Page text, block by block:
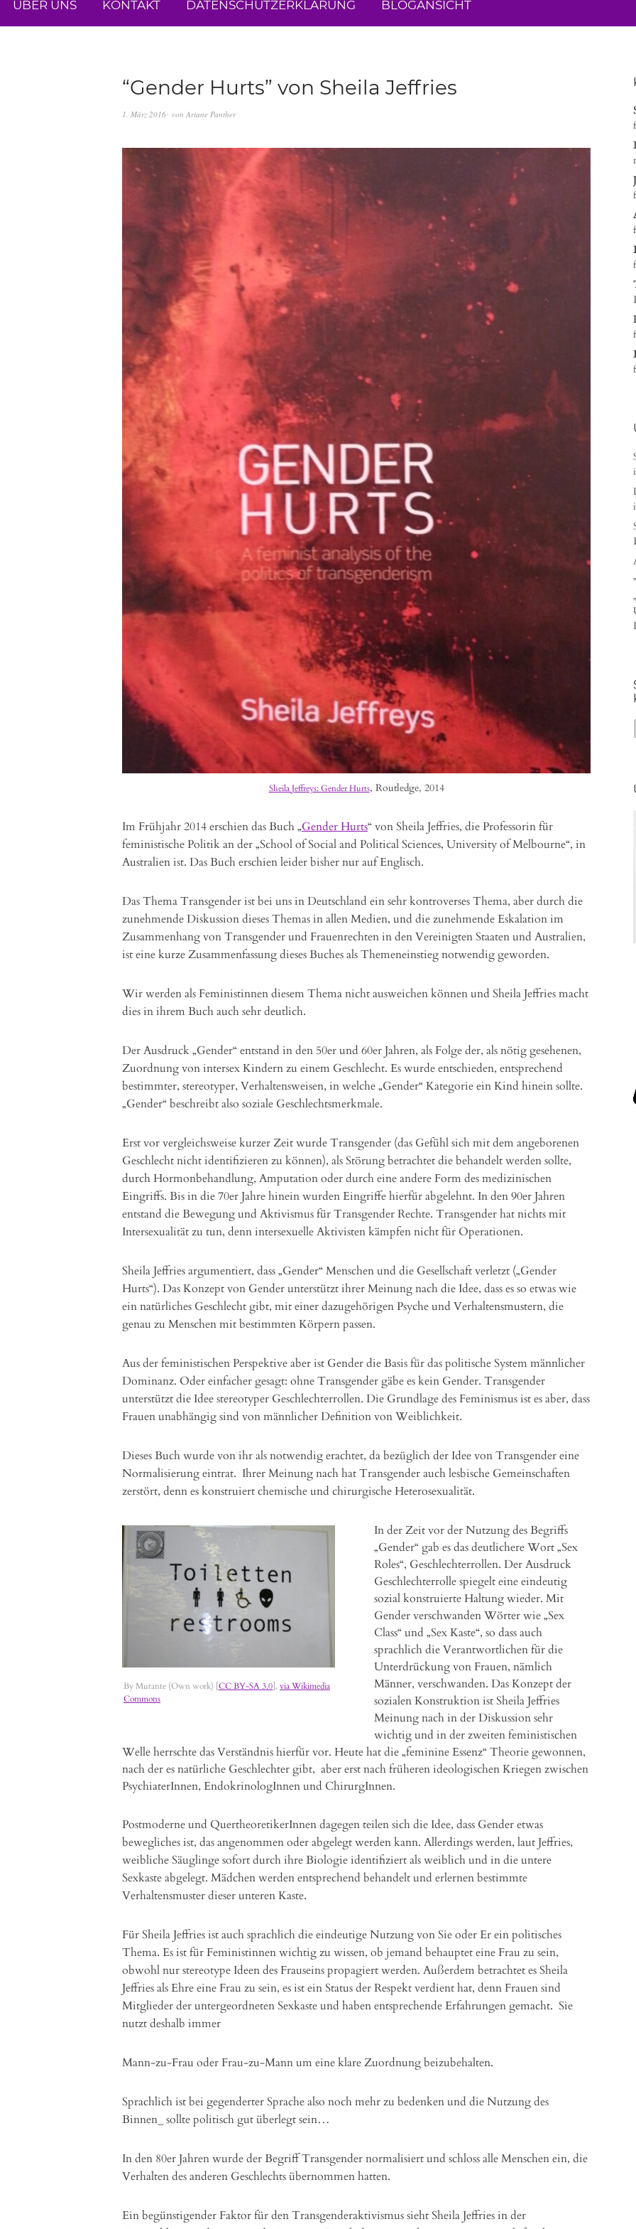
ÜBER UNS KONTAKT DATENSCHUTZERKLÄRUNG BLOGANSICHT
“Gender Hurts” von Sheila Jeffries
1. März 2016 von Ariane Panther
Sheila Jeffreys: Gender Hurts, Routledge, 2014
Im Frühjahr 2014 erschien das Buch „Gender Hurts“ von Sheila Jeffries, die Professorin für
feministische Politik an der „School of Social and Political Sciences, University of Melbourne“, in
Australien ist. Das Buch erschien leider bisher nur auf Englisch.
Das Thema Transgender ist bei uns in Deutschland ein sehr kontroverses Thema, aber durch die
zunehmende Diskussion dieses Themas in allen Medien, und die zunehmende Eskalation im
Zusammenhang von Transgender und Frauenrechten in den Vereinigten Staaten und Australien,
ist eine kurze Zusammenfassung dieses Buches als Themeneinstieg notwendig geworden.
Wir werden als Feministinnen diesem Thema nicht ausweichen können und Sheila Jeffries macht
dies in ihrem Buch auch sehr deutlich.
Der Ausdruck „Gender“ entstand in den 50er und 60er Jahren, als Folge der, als nötig gesehenen,
Zuordnung von intersex Kindern zu einem Geschlecht. Es wurde entschieden, entsprechend
bestimmter, stereotyper, Verhaltensweisen, in welche „Gender“ Kategorie ein Kind hinein sollte.
„Gender“ beschreibt also soziale Geschlechtsmerkmale.
Erst vor vergleichsweise kurzer Zeit wurde Transgender (das Gefühl sich mit dem angeborenen
Geschlecht nicht identifizieren zu können), als Störung betrachtet die behandelt werden sollte,
durch Hormonbehandlung, Amputation oder durch eine andere Form des medizinischen
Eingriffs. Bis in die 70er Jahre hinein wurden Eingriffe hierfür abgelehnt. In den 90er Jahren
entstand die Bewegung und Aktivismus für Transgender Rechte. Transgender hat nichts mit
Intersexualität zu tun, denn intersexuelle Aktivisten kämpfen nicht für Operationen.
Sheila Jeffries argumentiert, dass „Gender“ Menschen und die Gesellschaft verletzt („Gender
Hurts“). Das Konzept von Gender unterstützt ihrer Meinung nach die Idee, dass es so etwas wie
ein natürliches Geschlecht gibt, mit einer dazugehörigen Psyche und Verhaltensmustern, die
genau zu Menschen mit bestimmten Körpern passen.
Aus der feministischen Perspektive aber ist Gender die Basis für das politische System männlicher
Dominanz. Oder einfacher gesagt: ohne Transgender gäbe es kein Gender. Transgender
unterstützt die Idee stereotyper Geschlechterrollen. Die Grundlage des Feminismus ist es aber, dass
Frauen unabhängig sind von männlicher Definition von Weiblichkeit.
Dieses Buch wurde von ihr als notwendig erachtet, da bezüglich der Idee von Transgender eine
Normalisierung eintrat. Ihrer Meinung nach hat Transgender auch lesbische Gemeinschaften
zerstört, denn es konstruiert chemische und chirurgische Heterosexualität.
By Mutante (Own work) [CC BY-SA 3.0],via Wikimedia
Commons
In der Zeit vor der Nutzung des Begriffs
„Gender“ gab es das deutlichere Wort „Sex
Roles“, Geschlechterrollen. Der Ausdruck
Geschlechterrolle spiegelt eine eindeutig
sozial konstruierte Haltung wieder. Mit
Gender verschwanden Wörter wie „Sex
Class“ und „Sex Kaste“, so dass auch
sprachlich die Verantwortlichen für die
Unterdrückung von Frauen, nämlich
Männer, verschwanden. Das Konzept der
sozialen Konstruktion ist Sheila Jeffries
Meinung nach in der Diskussion sehr
wichtig und in der zweiten feministischen
Welle herrschte das Verständnis hierfür vor. Heute hat die „feminine Essenz“ Theorie gewonnen,
nach der es natürliche Geschlechter gibt, aber erst nach früheren ideologischen Kriegen zwischen
PsychiaterInnen, EndokrinologInnen und ChirurgInnen.
Postmoderne und QuertheoretikerInnen dagegen teilen sich die Idee, dass Gender etwas
bewegliches ist, das angenommen oder abgelegt werden kann. Allerdings werden, laut Jeffries,
weibliche Säuglinge sofort durch ihre Biologie identifiziert als weiblich und in die untere
Sexkaste abgelegt. Mädchen werden entsprechend behandelt und erlernen bestimmte
Verhaltensmuster dieser unteren Kaste.
Für Sheila Jeffries ist auch sprachlich die eindeutige Nutzung von Sie oder Er ein politisches
Thema. Es ist für Feministinnen wichtig zu wissen, ob jemand behauptet eine Frau zu sein,
obwohl nur stereotype Ideen des Frauseins propagiert werden. Außerdem betrachtet es Sheila
Jeffries als Ehre eine Frau zu sein, es ist ein Status der Respekt verdient hat, denn Frauen sind
Mitglieder der untergeordneten Sexkaste und haben entsprechende Erfahrungen gemacht. Sie
nutzt deshalb immer
Mann-zu-Frau oder Frau-zu-Mann um eine klare Zuordnung beizubehalten.
Sprachlich ist bei gegenderter Sprache also noch mehr zu bedenken und die Nutzung des
Binnen_ sollte politisch gut überlegt sein…
In den 80er Jahren wurde der Begriff Transgender normalisiert und schloss alle Menschen ein, die
Verhalten des anderen Geschlechts übernommen hatten.
Ein begünstigender Faktor für den Transgenderaktivismus sieht Sheila Jeffries in der